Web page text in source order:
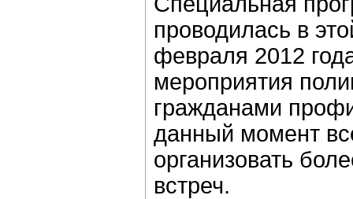
проводилась в
февраля 2012
мероприятия
гражданами
данный момент
организовать
встреч.